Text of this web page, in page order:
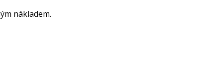
nákladem.